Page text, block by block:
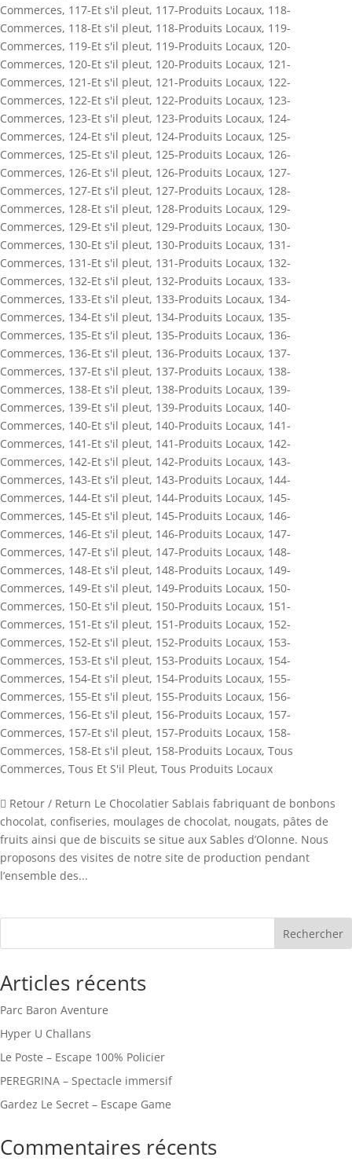
Commerces, 117-Et s'il pleut, 117-Produits Locaux, 118-
Commerces, 118-Et s'il pleut, 118-Produits Locaux, 119-
Commerces, 119-Et s'il pleut, 119-Produits Locaux, 120-
Commerces, 120-Et s'il pleut, 120-Produits Locaux, 121-
Commerces, 121-Et s'il pleut, 121-Produits Locaux, 122-
Commerces, 122-Et s'il pleut, 122-Produits Locaux, 123-
Commerces, 123-Et s'il pleut, 123-Produits Locaux, 124-
Commerces, 124-Et s'il pleut, 124-Produits Locaux, 125-
Commerces, 125-Et s'il pleut, 125-Produits Locaux, 126-
Commerces, 126-Et s'il pleut, 126-Produits Locaux, 127-
Commerces, 127-Et s'il pleut, 127-Produits Locaux, 128-
Commerces, 128-Et s'il pleut, 128-Produits Locaux, 129-
Commerces, 129-Et s'il pleut, 129-Produits Locaux, 130-
Commerces, 130-Et s'il pleut, 130-Produits Locaux, 131-
Commerces, 131-Et s'il pleut, 131-Produits Locaux, 132-
Commerces, 132-Et s'il pleut, 132-Produits Locaux, 133-
Commerces, 133-Et s'il pleut, 133-Produits Locaux, 134-
Commerces, 134-Et s'il pleut, 134-Produits Locaux, 135-
Commerces, 135-Et s'il pleut, 135-Produits Locaux, 136-
Commerces, 136-Et s'il pleut, 136-Produits Locaux, 137-
Commerces, 137-Et s'il pleut, 137-Produits Locaux, 138-
Commerces, 138-Et s'il pleut, 138-Produits Locaux, 139-
Commerces, 139-Et s'il pleut, 139-Produits Locaux, 140-
Commerces, 140-Et s'il pleut, 140-Produits Locaux, 141-
Commerces, 141-Et s'il pleut, 141-Produits Locaux, 142-
Commerces, 142-Et s'il pleut, 142-Produits Locaux, 143-
Commerces, 143-Et s'il pleut, 143-Produits Locaux, 144-
Commerces, 144-Et s'il pleut, 144-Produits Locaux, 145-
Commerces, 145-Et s'il pleut, 145-Produits Locaux, 146-
Commerces, 146-Et s'il pleut, 146-Produits Locaux, 147-
Commerces, 147-Et s'il pleut, 147-Produits Locaux, 148-
Commerces, 148-Et s'il pleut, 148-Produits Locaux, 149-
Commerces, 149-Et s'il pleut, 149-Produits Locaux, 150-
Commerces, 150-Et s'il pleut, 150-Produits Locaux, 151-
Commerces, 151-Et s'il pleut, 151-Produits Locaux, 152-
Commerces, 152-Et s'il pleut, 152-Produits Locaux, 153-
Commerces, 153-Et s'il pleut, 153-Produits Locaux, 154-
Commerces, 154-Et s'il pleut, 154-Produits Locaux, 155-
Commerces, 155-Et s'il pleut, 155-Produits Locaux, 156-
Commerces, 156-Et s'il pleut, 156-Produits Locaux, 157-
Commerces, 157-Et s'il pleut, 157-Produits Locaux, 158-
Commerces, 158-Et s'il pleut, 158-Produits Locaux, Tous
Commerces, Tous Et S'il Pleut, Tous Produits Locaux
 Retour / Return Le Chocolatier Sablais fabriquant de bonbons
chocolat, confiseries, moulages de chocolat, nougats, pâtes de
fruits ainsi que de biscuits se situe aux Sables d’Olonne. Nous
proposons des visites de notre site de production pendant
l’ensemble des...
Rechercher
Articles récents
Parc Baron Aventure
Hyper U Challans
Le Poste – Escape 100% Policier
PEREGRINA – Spectacle immersif
Gardez Le Secret – Escape Game
Commentaires récents